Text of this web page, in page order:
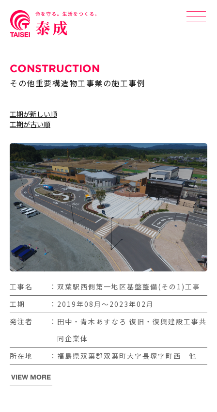
CONSTRUCTION
その他重要構造物工事業の施工事例
工期が新しい順
工期が古い順
工事名
双葉駅西側第一地区基盤整備(その1)工事
工期
2019年08月〜2023年02月
発注者
田中・青木あすなろ 復旧・復興建設工事共
同企業体
所在地
福島県双葉郡双葉町大字長塚字町西 他
VIEW MORE